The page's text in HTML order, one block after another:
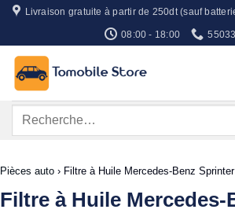
Passer
contenu
Livraison gratuite à partir de 250dt (sauf
08:00 - 18:00
Recherche
Pièces auto › Filtre à Huile Mercedes-Benz
Filtre à Huile Mercedes-